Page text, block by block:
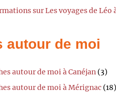
sur Les voyages de Léo
autour de moi
autour de moi à Canéjan (3)
autour de moi à Mérignac (18)